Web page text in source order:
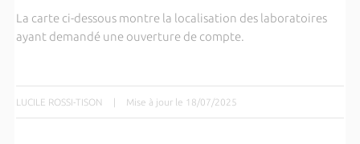
La carte ci-dessous montre la localisation des laboratoires
ayant demandé une ouverture de compte.
LUCILE ROSSI-TISON | Mise à jour le 18/07/2025